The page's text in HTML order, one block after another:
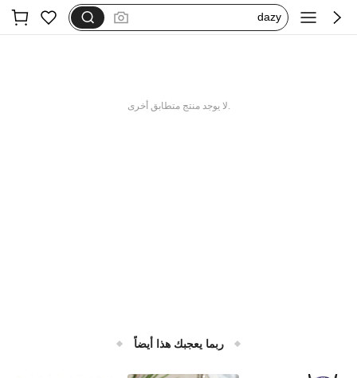
فستان اكمام طويله
.لا يوجد منتج متطابق أخرى
ربما يعجبك هذا أيضاً